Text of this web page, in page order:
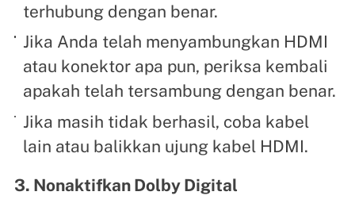
terhubung dengan benar.
Jika Anda telah menyambungkan HDMI
atau konektor apa pun, periksa kembali
apakah telah tersambung dengan benar.
Jika masih tidak berhasil, coba kabel
lain atau balikkan ujung kabel HDMI.
3. Nonaktifkan Dolby Digital